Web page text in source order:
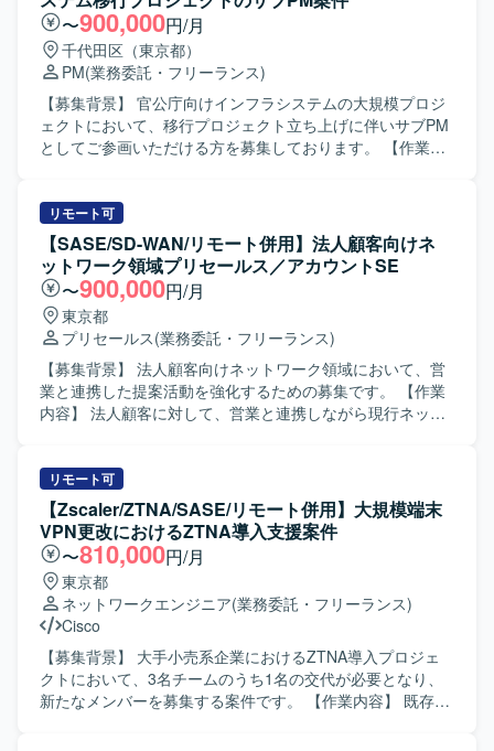
ただきます。 ネットワーク系では、FW/スイッチ/ストレー
ジ/リモート環境、NTP/証明書/RADIUS/DHCP/DNS/無線と
いった各領域において、詳細設計、構築手順書作成、単体
テスト項目書作成、環境構築、単体テスト、結合テスト、
総合テストまで一連の工程を担当していただきます。 サー
バ系では、物理サーバ/仮想化基盤、DB/データ連携/OS/保
全/機器設置調整といった領域にて、サーバおよび仮想化基
理などを行っていただきます。 プロジェクト全体として
は、詳細設計～各種テスト～切替までの長期フェーズにわ
たり、段階的に環境を構築しながら、既存環境から新基盤
へのスムーズな移行を進めていきます。 【求める人物像】
インフラ基盤の大規模更改プロジェクトにおいて、担当領
域の技術的な深い理解を持ちつつ、関連チームと連携しな
がら主体的に設計・構築・テストを推進できる方を求めて
います。 複数プロダクトが連携する環境のため、周辺領域
にも関心を持ち、仕様や構成を自らキャッチアップしなが
ら、課題やリスクを早期に発見し共有できる方が望ましい
にマッチします。 【ポジションの魅力】 大規模な社内シス
テム基盤の刷新プロジェクトに参画することで、ネットワ
ークからサーバ、仮想化基盤、ストレージ、認証基盤、
DB、保全機構まで幅広いインフラ技術に関わることができ
ます。 長期にわたるプロジェクトの中で、詳細設計からテ
スト、切替まで一連の工程を経験できるため、インフラエ
ンジニアとしてのスキルを体系的かつ実践的に高めること
ができます。 複数領域でのメンバー募集が行われているた
め、得意領域を活かしながら、将来的には周辺領域へスキ
ルを広げていくキャリアパスも描きやすい環境です。 【開
発環境】 ネットワーク：Ciscoスイッチ（C9200L、
〜900,000円/月
千代田区（東京都）
PM(業務委託・フリーランス)
【募集背景】 官公庁向けインフラシステムの大規模プロジ
ェクトにおいて、移行プロジェクト立ち上げに伴いサブPM
としてご参画いただける方を募集しております。 【作業内
す。 また、会議体の調整およびアジェンダ、議事録作成、
会議のファシリテーションを担当していただきます。全体
では50～60名規模の会議体を取りまとめていただきます。
【求める人物像】 関係者との円滑なコミュニケーションを
図りながら、主体的に課題を整理しプロジェクトを推進し
ていただける方を求めております。 【ポジションの魅力】
官公庁向けの大規模インフラシステムにおける長期の移行
プロジェクトに参画することで、複数社が関わるプロジェ
クトマネジメントや大規模会議体運営の経験を積んでいた
だけます。 【開発環境】 官公庁向けインフラシステムの設
リモート可
【SASE/SD-WAN/リモート併用】法人顧客向けネ
ットワーク領域プリセールス／アカウントSE
〜900,000円/月
東京都
プリセールス(業務委託・フリーランス)
【募集背景】 法人顧客向けネットワーク領域において、営
業と連携した提案活動を強化するための募集です。 【作業
内容】 法人顧客に対して、営業と連携しながら現行ネット
ち合わせやヒアリングを通じて要件を整理し、提案資料の
作成やソリューションの検討をリードしていただきます。
【求める人物像】 顧客視点で課題を整理し、自ら主体的に
提案活動をリードできる方を求めています。関係者と円滑
にコミュニケーションを取りながら業務を推進できる方を
歓迎いたします。 【ポジションの魅力】 法人顧客のネット
ワーク領域における上流工程から提案まで一貫して関わる
ことができ、最新のネットワークトレンドやソリューショ
ンに触れながら提案スキルを高めていただけます。営業と
一体となって顧客の課題解決に貢献できるポジションで
す。 【開発環境】 WAN、LAN、WLAN、SASE、SD-WAN
リモート可
【Zscaler/ZTNA/SASE/リモート併用】大規模端末
VPN更改におけるZTNA導入支援案件
〜810,000円/月
東京都
ネットワークエンジニア(業務委託・フリーランス)
Cisco
【募集背景】 大手小売系企業におけるZTNA導入プロジェ
クトにおいて、3名チームのうち1名の交代が必要となり、
新たなメンバーを募集する案件です。 【作業内容】 既存